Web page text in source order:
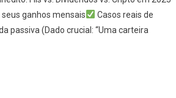
Estratégias
Para
ganhos mensais
Casos reais de
passiva (Dado crucial: “Uma carteira